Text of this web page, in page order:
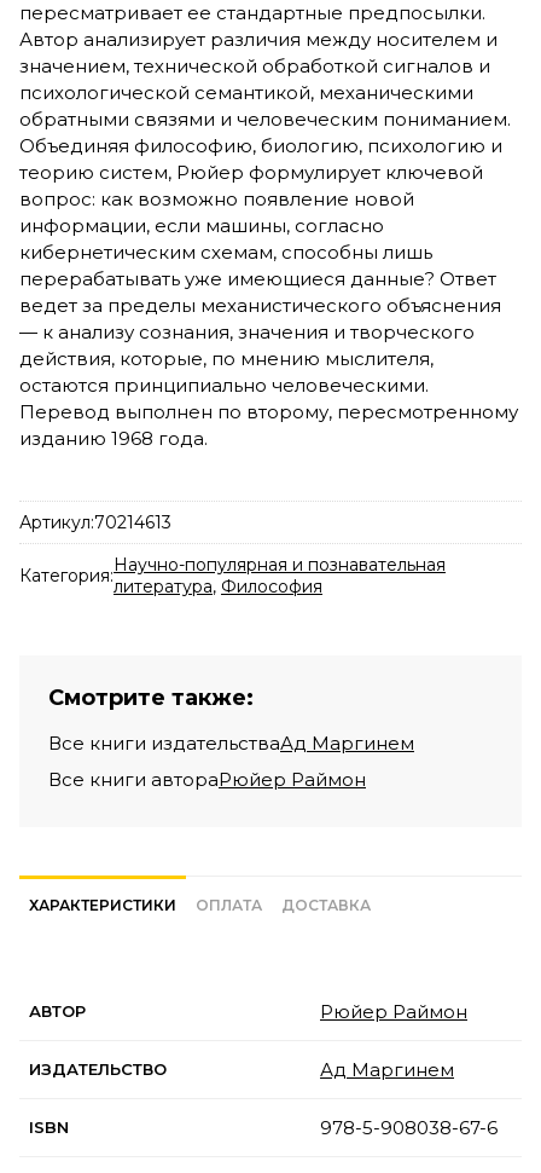
пересматривает ее стандартные предпосылки.
Автор анализирует различия между носителем и
значением, технической обработкой сигналов и
психологической семантикой, механическими
обратными связями и человеческим пониманием.
Объединяя философию, биологию, психологию и
теорию систем, Рюйер формулирует ключевой
вопрос: как возможно появление новой
информации, если машины, согласно
кибернетическим схемам, способны лишь
перерабатывать уже имеющиеся данные? Ответ
ведет за пределы механистического объяснения
— к анализу сознания, значения и творческого
действия, которые, по мнению мыслителя,
остаются принципиально человеческими.
Перевод выполнен по второму, пересмотренному
изданию 1968 года.
Артикул:70214613
Категория:Научно-популярная и познавательная
литература, Философия
Смотрите также:
Все книги издательстваАд Маргинем
Все книги автораРюйер Раймон
ХАРАКТЕРИСТИКИ ОПЛАТА ДОСТАВКА
АВТОР Рюйер Раймон
ИЗДАТЕЛЬСТВО Ад Маргинем
ISBN 978-5-908038-67-6